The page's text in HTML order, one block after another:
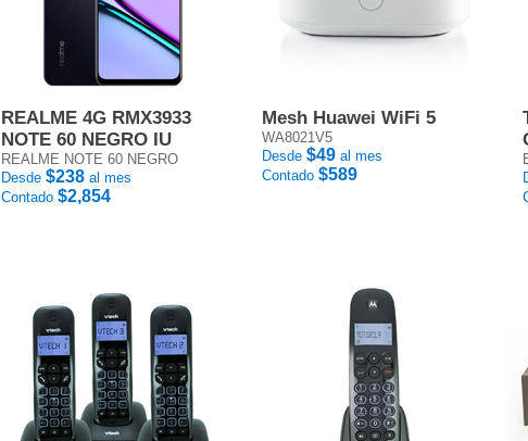
REALME 4G RMX3933
NOTE 60 NEGRO IU
REALME NOTE 60 NEGRO
Desde $238 al mes
Contado $2,854
Mesh Huawei WiFi 5
WA8021V5
Desde $49 al mes
Contado $589